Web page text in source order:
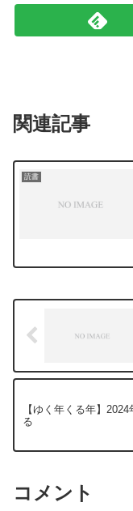
関連記事
読書
【ゆく年くる年】
る
コメント